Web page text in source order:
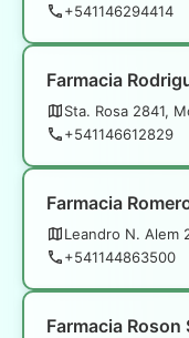
+541146294414
Farmacia
Sta. Rosa 2841,
+541146612829
Farmacia
Leandro N. Alem
+541144863500
Farmacia Roson